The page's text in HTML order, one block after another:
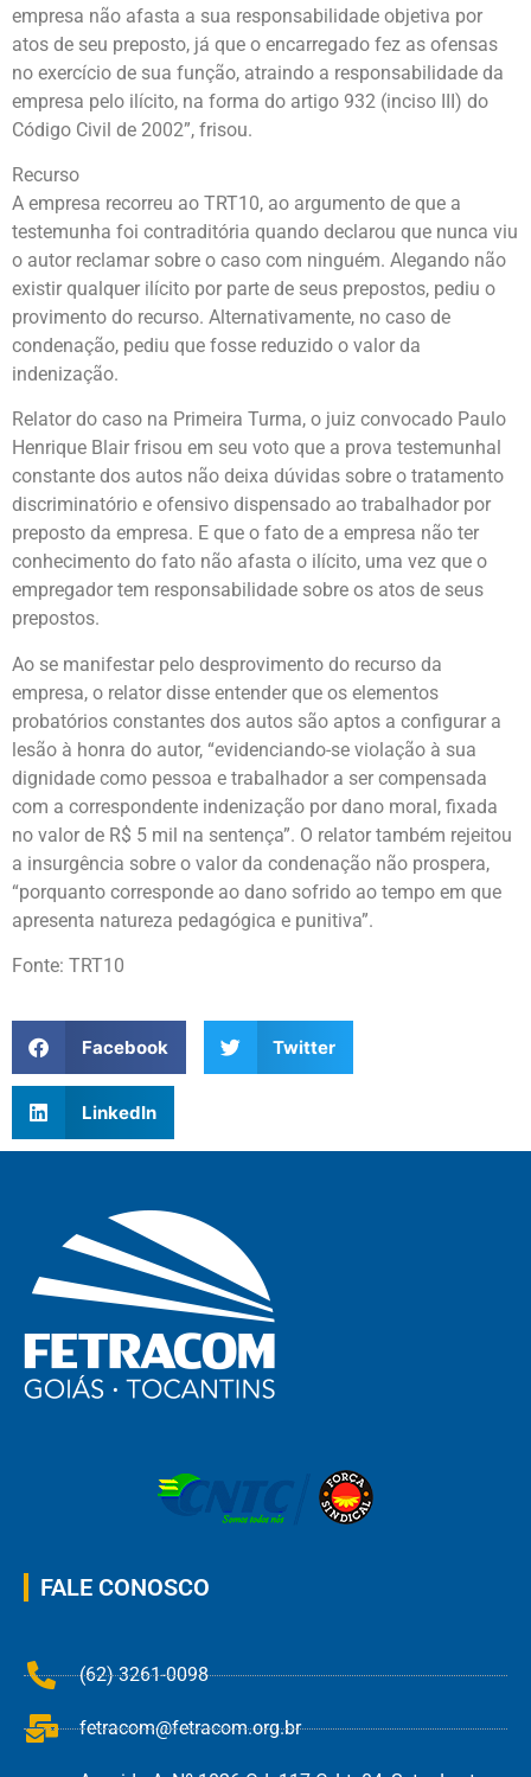
empresa não afasta a sua responsabilidade objetiva por
atos de seu preposto, já que o encarregado fez as ofensas
no exercício de sua função, atraindo a responsabilidade da
empresa pelo ilícito, na forma do artigo 932 (inciso III) do
Código Civil de 2002”, frisou.
Recurso
A empresa recorreu ao TRT10, ao argumento de que a
testemunha foi contraditória quando declarou que nunca viu
o autor reclamar sobre o caso com ninguém. Alegando não
existir qualquer ilícito por parte de seus prepostos, pediu o
provimento do recurso. Alternativamente, no caso de
condenação, pediu que fosse reduzido o valor da
indenização.
Relator do caso na Primeira Turma, o juiz convocado Paulo
Henrique Blair frisou em seu voto que a prova testemunhal
constante dos autos não deixa dúvidas sobre o tratamento
discriminatório e ofensivo dispensado ao trabalhador por
preposto da empresa. E que o fato de a empresa não ter
conhecimento do fato não afasta o ilícito, uma vez que o
empregador tem responsabilidade sobre os atos de seus
prepostos.
Ao se manifestar pelo desprovimento do recurso da
empresa, o relator disse entender que os elementos
probatórios constantes dos autos são aptos a configurar a
lesão à honra do autor, “evidenciando-se violação à sua
dignidade como pessoa e trabalhador a ser compensada
com a correspondente indenização por dano moral, fixada
no valor de R$ 5 mil na sentença”. O relator também rejeitou
a insurgência sobre o valor da condenação não prospera,
“porquanto corresponde ao dano sofrido ao tempo em que
apresenta natureza pedagógica e punitiva”.
Fonte: TRT10
Facebook Twitter
LinkedIn
FALE CONOSCO
(62) 3261-0098
fetracom@fetracom.org.br